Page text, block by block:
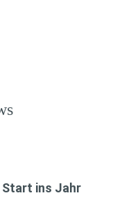
ins Jahr